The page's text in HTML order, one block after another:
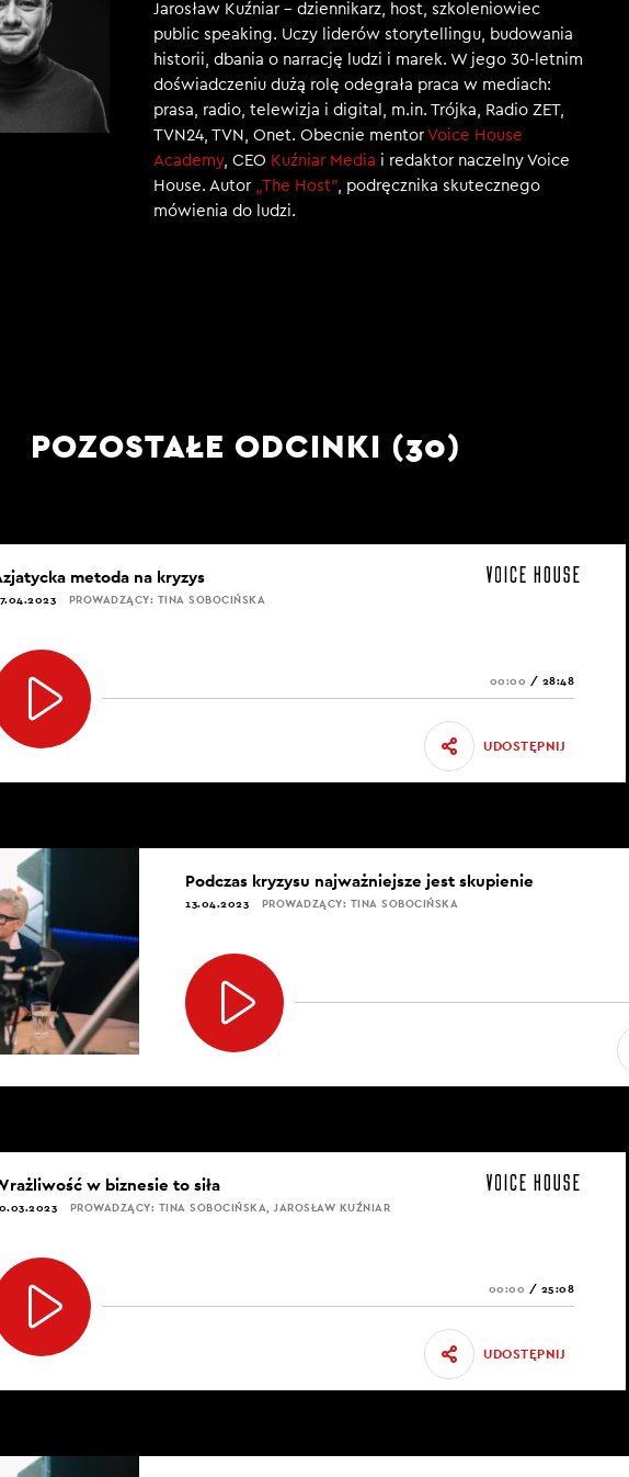
Jarosław Kuźniar – dziennikarz, host, szkoleniowiec
public speaking. Uczy liderów storytellingu, budowania
historii, dbania o narrację ludzi i marek. W jego 30-letnim
doświadczeniu dużą rolę odegrała praca w mediach:
prasa, radio, telewizja i digital, m.in. Trójka, Radio ZET,
TVN24, TVN, Onet. Obecnie mentorVoice House
Academy, CEO Kuźniar Media i redaktor naczelny Voice
House. Autor „The Host”, podręcznika skutecznego
mówienia do ludzi.
POZOSTAŁE ODCINKI (30)
metoda na kryzys
PROWADZĄCY: TINA SOBOCIŃSKA
00:00 / 28:48
UDOSTĘPNIJ
Podczas kryzysu najważniejsze jest skupienie
13.04.2023 PROWADZĄCY: TINA SOBOCIŃSKA
w biznesie to siła
PROWADZĄCY: TINA SOBOCIŃSKA, JAROSŁAW KUŹNIAR
00:00 / 25:08
UDOSTĘPNIJ